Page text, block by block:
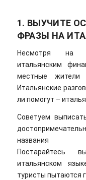
1. ВЫУЧИТЕ
ФРАЗЫ НА
Несмотря на
итальянским
местные жители
Итальянские
ли помогут –
Советуем
названия
Постарайтесь
итальянском
туристы пытаются